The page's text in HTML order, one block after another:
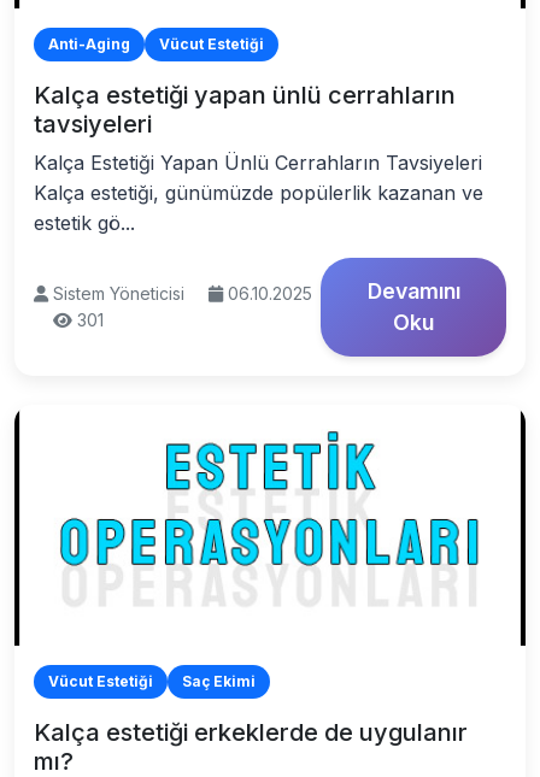
Anti-Aging Vücut Estetiği
Kalça estetiği yapan ünlü cerrahların
tavsiyeleri
Kalça Estetiği Yapan Ünlü Cerrahların Tavsiyeleri
Kalça estetiği, günümüzde popülerlik kazanan ve
estetik gö...
Sistem Yöneticisi
06.10.2025
301
Devamını
Oku
Vücut Estetiği Saç Ekimi
Kalça estetiği erkeklerde de uygulanır
mı?